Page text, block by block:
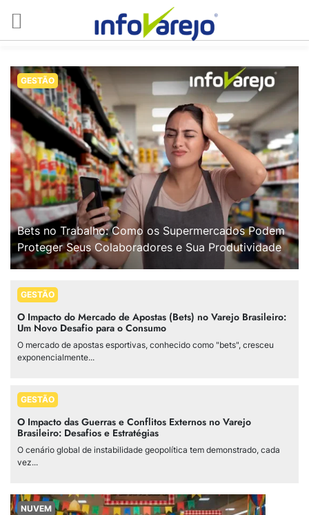
GESTÃO
Bets no Trabalho: Como os Supermercados Podem
Proteger Seus Colaboradores e Sua Produtividade
GESTÃO
O Impacto do Mercado de Apostas (Bets) no Varejo Brasileiro:
Um Novo Desafio para o Consumo
O mercado de apostas esportivas, conhecido como "bets", cresceu
exponencialmente...
GESTÃO
O Impacto das Guerras e Conflitos Externos no Varejo
Brasileiro: Desafios e Estratégias
O cenário global de instabilidade geopolítica tem demonstrado, cada
vez...
NUVEM